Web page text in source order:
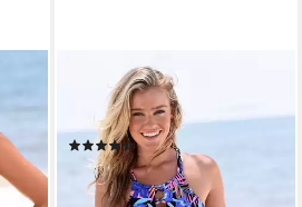
mit
dir
Bikini-Hose Pitch in
klassischer Schnittform
(71)
24,99 € 34,99 €
-29%